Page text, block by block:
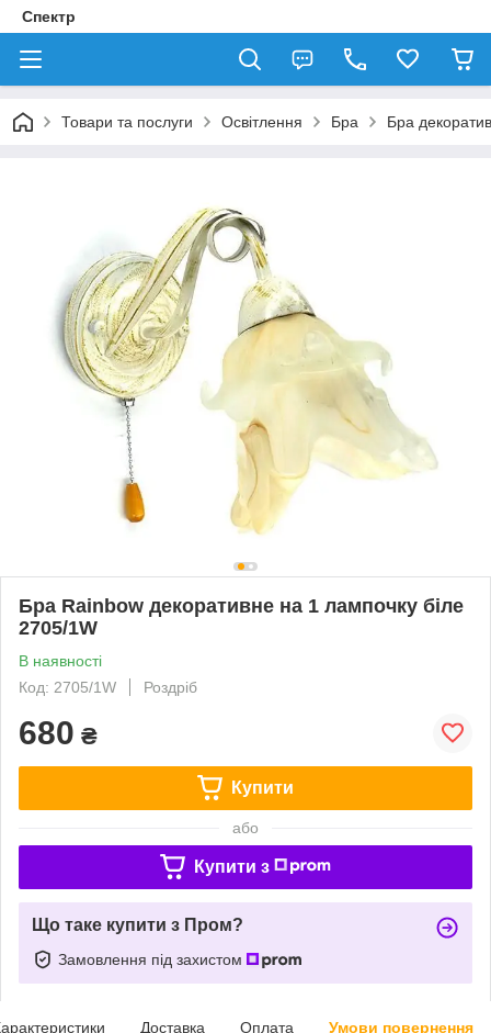
Спектр
Товари та послуги Освітлення Бра Бра
Бра Rainbow декоративне на 1 лампочку біле
2705/1W
В наявності
Код: 2705/1W
Роздріб
680 ₴
Купити
або
Купити з
Що таке купити з Пром?
Замовлення під захистом
Доставка Оплата Умови повернення